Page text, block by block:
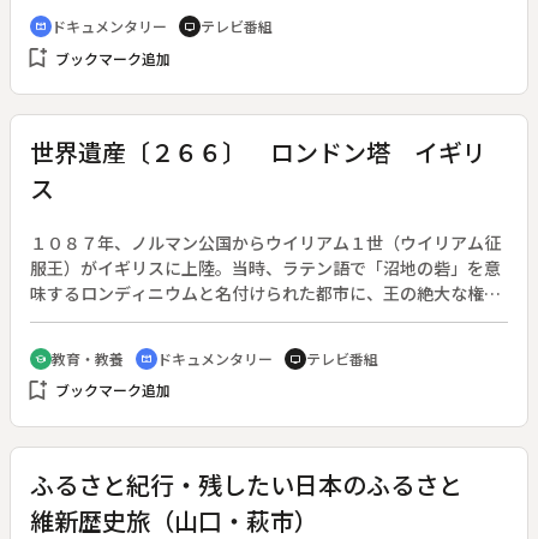
cinematic_blur ドキュメンタリー tv テレビ番組
bookmark_add ブックマーク追加
世界遺産〔２６６〕 ロンドン塔 イギリ
ス
１０８７年、ノルマン公国からウイリアム１世（ウイリアム征
服王）がイギリスに上陸。当時、ラテン語で「沼地の砦」を意
味するロンディニウムと名付けられた都市に、王の絶大な権力
を見せつけるために築かれたロンドン塔は、１９８８年に世界
遺産に登録された。建築から約５００年に渡ってイギリス歴代
の王が居住する城塞としてロンドン塔は使用されてきたが、そ
の華やかさから一転、最も残虐な行為が行われる場所に変えた
ンドン塔の姿を王宮から牢獄に変えたこの王なくしてはイギリ
スの大成はあり得なかったのである。イギリスの発展と共にそ
の姿を変えてきたロンドン塔の歴史を辿る。◆ロンドン塔、ホ
ワイトタワー、反逆者の門
school 教育・教養 cinematic_blur ドキュメンタリー tv テレビ番組
bookmark_add ブックマーク追加
ふるさと紀行・残したい日本のふるさと
維新歴史旅（山口・萩市）